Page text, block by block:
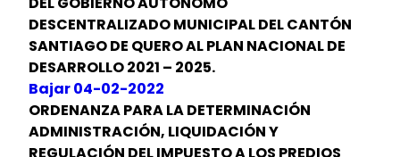
DESCENTRALIZADO MUNICIPAL DEL CANTÓN
SANTIAGO DE QUERO AL PLAN NACIONAL DE
DESARROLLO 2021 – 2025.
Bajar 04-02-2022
ORDENANZA PARA LA DETERMINACIÓN
ADMINISTRACIÓN, LIQUIDACIÓN Y